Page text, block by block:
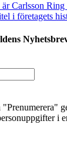
Carlsson
i företagets
i